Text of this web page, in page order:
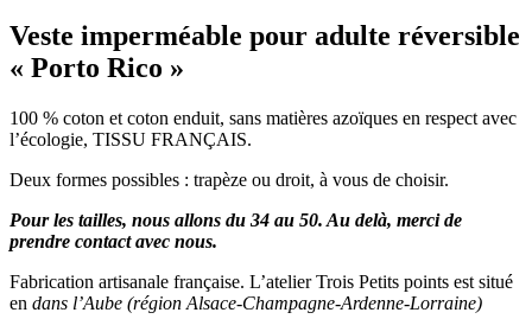
Veste imperméable pour adulte réversible
« Porto Rico »
100 % coton et coton enduit, sans matières azoïques en respect avec
l’écologie, TISSU FRANÇAIS.
Deux formes possibles : trapèze ou droit, à vous de choisir.
Pour les tailles, nous allons du 34 au 50. Au delà, merci de
prendre contact avec nous.
Fabrication artisanale française. L’atelier Trois Petits points est situé
en dans l’Aube (région Alsace-Champagne-Ardenne-Lorraine)